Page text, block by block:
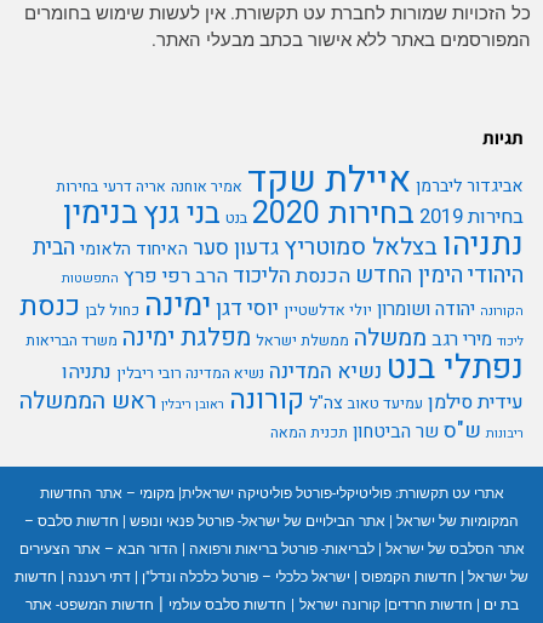
כל הזכויות שמורות לחברת עט תקשורת. אין לעשות שימוש בחומרים
המפורסמים באתר ללא אישור בכתב מבעלי האתר.
תגיות
אביגדור ליברמןאיילת שקד אמיר אוחנה אריה דרעי בחירות
בחירות 2019 בחירות 2020 בנט בני גנץבנימין
נתניהו בצלאל סמוטריץגדעון סערהאיחוד הלאומיהבית
היהודיהימין החדש הכנסתהליכודהרב רפי פרץ התפשטות
הקורונה יהודה ושומרון יולי אדלשטיין יוסי דגןימינה כחול לבן כנסת
ליכוד מירי רגבממשלה ממשלת ישראל מפלגת ימינה משרד הבריאות
נפתלי בנט נשיא המדינה נשיא המדינה רובי ריבלין נתניהו
עידית סילמן עמיעד טאוב צה"לקורונה ראובן ריבלין ראש הממשלה
ריבונות ש"סשר הביטחון תכנית המאה
אתרי עט תקשורת:פוליטיקלי-פורטל פוליטיקה ישראלית| מקומי – אתר החדשות
המקומיות של ישראל| אתר הבילויים של ישראל- פורטל פנאי ונופש|
חדשות סלבס –
אתר הסלבס של ישראל| לבריאות- פורטל בריאות ורפואה|
הדור הבא – אתר הצעירים
של ישראל| חדשות הקמפוס| ישראל כלכלי – פורטל כלכלה ונדל"ן| דתי רעננה|
חדשות
בת ים| חדשות חרדים| קורונה ישראל | חדשות סלבס עולמי| חדשות המשפט- אתר